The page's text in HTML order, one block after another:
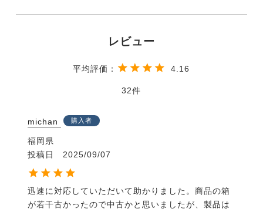
テスト結果をフィードバックしてラストを削ったり、
またロングブーツなので足首より上側は木型ではなく
この部分も合わせて細かく調整されます。
て完成に近づけていきます。
最終サンプルが完成しました。
ブーツの量産は、長年ドイツや英国向けに乗馬ブーツ
何度か量産サンプルの修正を繰り返し、さらに1年の
歳月を掛けて皆様に提供できるブーツが完成しまし
た。
4.16
32
michan 購入者
福岡県
投稿日
2025/09/07
迅速に対応していただいて助かりました。商品の箱
が若干古かったので中古かと思いましたが、製品は